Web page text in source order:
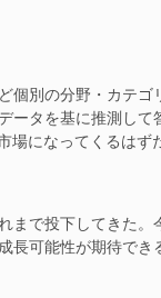
別の分野・カテゴ
ータを基に推測し
になってくるはず
で投下してきた。
可能性が期待でき